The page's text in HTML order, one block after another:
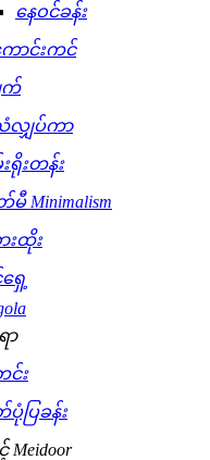
နေဝင်ခန်း
ောင်းကင်
က်
ျှပ်ကာ
ရိုးတန်း
မီ Minimalism
းထိုး
ေ့
း
ပုံပြခန်း
Meidoor